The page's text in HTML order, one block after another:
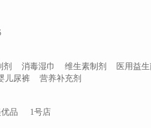
剂 消毒湿巾 维生素制剂 医用益
儿尿裤 营养补充剂
品 1号店